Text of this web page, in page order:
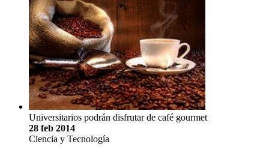
Universitarios podrán disfrutar de café gourmet
28 feb 2014
Ciencia y Tecnología